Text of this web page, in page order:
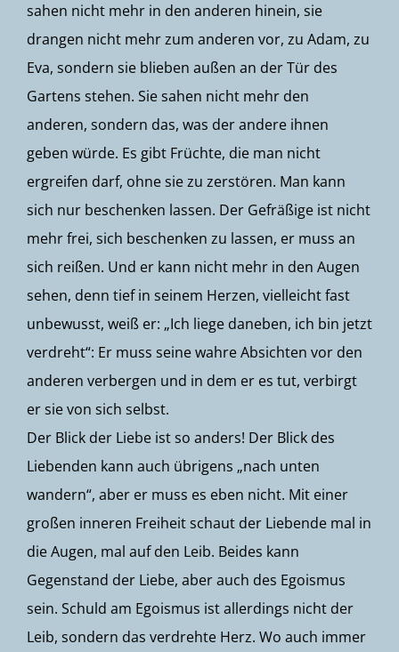
sahen nicht mehr in den anderen hinein, sie
drangen nicht mehr zum anderen vor, zu Adam, zu
Eva, sondern sie blieben außen an der Tür des
Gartens stehen. Sie sahen nicht mehr den
anderen, sondern das, was der andere ihnen
geben würde. Es gibt Früchte, die man nicht
ergreifen darf, ohne sie zu zerstören. Man kann
sich nur beschenken lassen. Der Gefräßige ist nicht
mehr frei, sich beschenken zu lassen, er muss an
sich reißen. Und er kann nicht mehr in den Augen
sehen, denn tief in seinem Herzen, vielleicht fast
unbewusst, weiß er: „Ich liege daneben, ich bin jetzt
verdreht“: Er muss seine wahre Absichten vor den
anderen verbergen und in dem er es tut, verbirgt
er sie von sich selbst.
Der Blick der Liebe ist so anders! Der Blick des
Liebenden kann auch übrigens „nach unten
wandern“, aber er muss es eben nicht. Mit einer
großen inneren Freiheit schaut der Liebende mal in
die Augen, mal auf den Leib. Beides kann
Gegenstand der Liebe, aber auch des Egoismus
sein. Schuld am Egoismus ist allerdings nicht der
Leib, sondern das verdrehte Herz. Wo auch immer